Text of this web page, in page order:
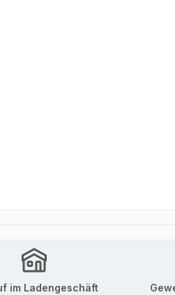
im Ladengeschäft